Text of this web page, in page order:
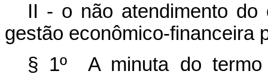
II - o não atendimento do
gestão econômico-financeira
§ 1º A minuta do termo